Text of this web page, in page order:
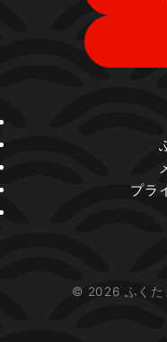
プラ
© 2026 ふくた